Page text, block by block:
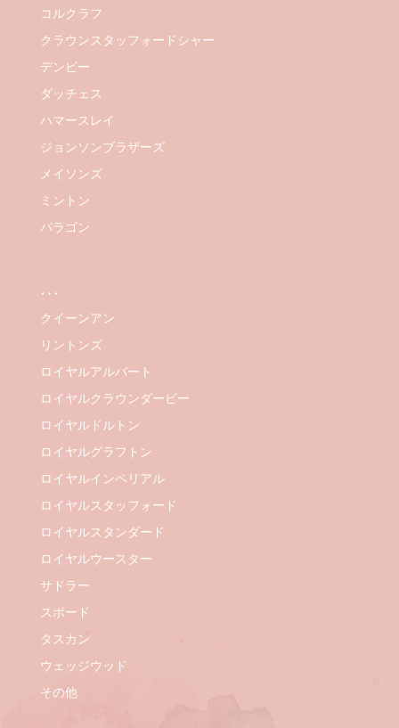
コルクラフ
クラウンスタッフォードシャー
デンビー
ダッチェス
ハマースレイ
ジョンソンブラザーズ
メイソンズ
ミントン
パラゴン
…
クイーンアン
リントンズ
ロイヤルアルバート
ロイヤルクラウンダービー
ロイヤルドルトン
ロイヤルグラフトン
ロイヤルインペリアル
ロイヤルスタッフォード
ロイヤルスタンダード
ロイヤルウースター
サドラー
スポード
タスカン
ウェッジウッド
その他